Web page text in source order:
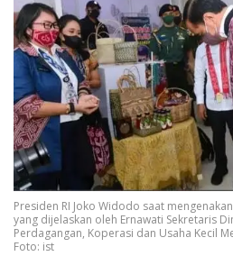
Presiden RI Joko Widodo saat
yang dijelaskan oleh Ernawati Sekretaris
Perdagangan, Koperasi dan Usaha Kecil
Foto: ist